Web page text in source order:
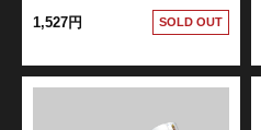
1,527円 SOLD OUT